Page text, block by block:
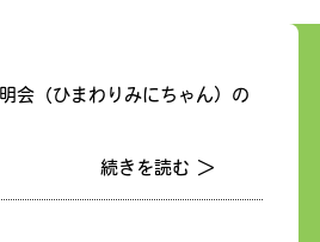
会（ひまわりみにちゃん）の
続きを読む ＞